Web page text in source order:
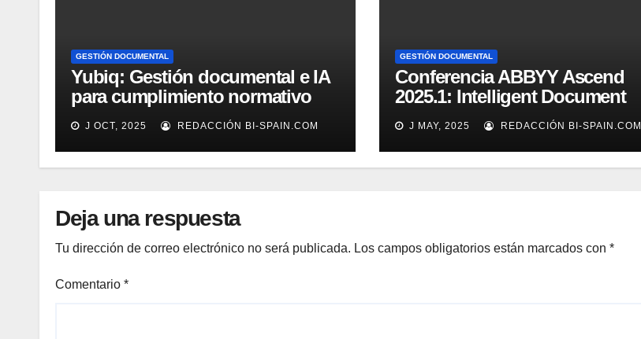
GESTIÓN DOCUMENTAL
Yubiq: Gestión documental e IA
para cumplimiento normativo
(Demo)
J OCT, 2025 REDACCIÓN BI-SPAIN.COM
GESTIÓN DOCUMENTAL
Conferencia ABBYY Ascend
2025.1: Intelligent Document
Processing a tope
J MAY, 2025 REDACCIÓN BI-SPAIN.COM
Deja una respuesta
Tu dirección de correo electrónico no será publicada. Los campos obligatorios están marcados con *
Comentario *